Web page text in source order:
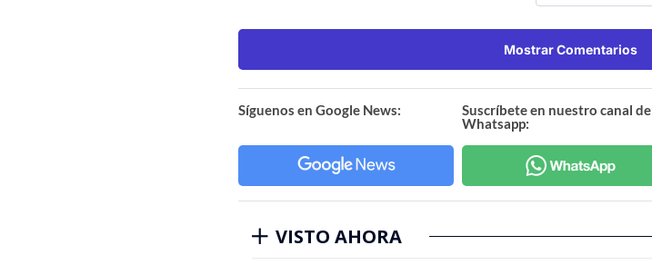
Mostrar Comentarios
Síguenos en Google News:
Suscríbete en nuestro canal de
Whatsapp:
VISTO AHORA